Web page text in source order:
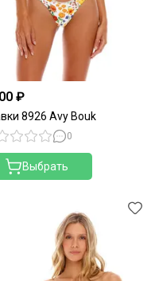
₽
8926 Avy Bouk
0
Выбрать